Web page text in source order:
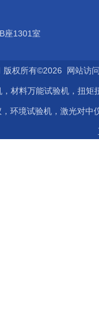
座1301室
版权所有©2026 网站
材料万能试验机，扭
环境试验机，激光对